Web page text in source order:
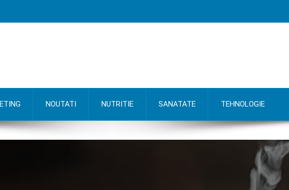
NOUTATI NUTRITIE SANATATE TEHNOLOGIE